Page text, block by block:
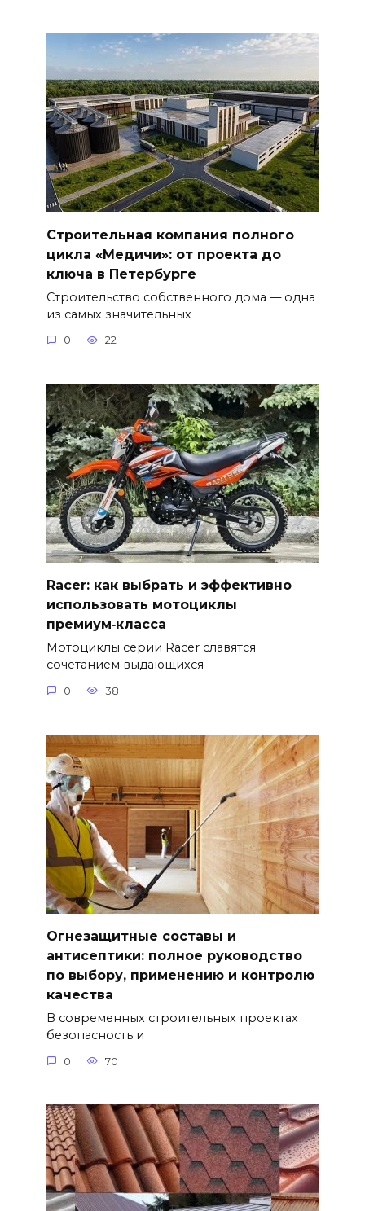
Строительная компания полного
цикла «Медичи»: от проекта до
ключа в Петербурге
Строительство собственного дома — одна
из самых значительных
0 22
Racer: как выбрать и эффективно
использовать мотоциклы
премиум‑класса
Мотоциклы серии Racer славятся
сочетанием выдающихся
0 38
Огнезащитные составы и
антисептики: полное руководство
по выбору, применению и контролю
качества
В современных строительных проектах
безопасность и
0 70